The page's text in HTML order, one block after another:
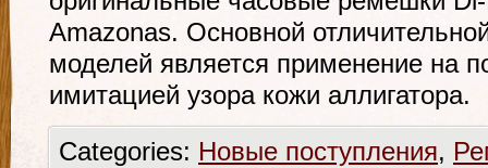
Amazonas. Основной
моделей является применение на
имитацией узора кожи аллигатора.
Categories: Новые поступления,